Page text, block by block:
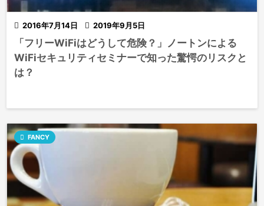
 2016年7月14日  2019年9月5日
「フリーWiFiはどうして危険？」ノートンによる
WiFiセキュリティセミナーで知った驚愕のリスクと
は？
 FANCY